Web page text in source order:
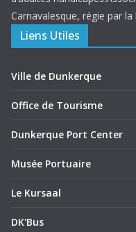
Carnavalesque, régie par la
Liens Utiles
Ville de Dunkerque
Office de Tourisme
Dunkerque Port Center
Musée Portuaire
Le Kursaal
DK'Bus